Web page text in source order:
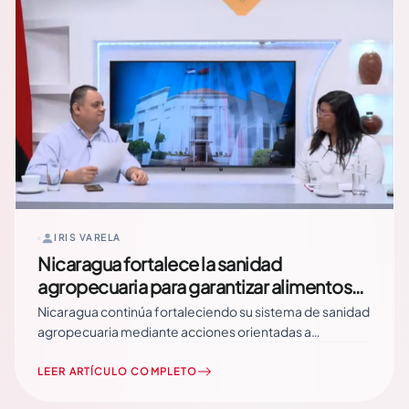
IRIS VARELA
Nicaragua fortalece la sanidad
agropecuaria para garantizar alimentos
inocuos y ampliar mercados
internacionales
Nicaragua continúa fortaleciendo su sistema de sanidad
agropecuaria mediante acciones orientadas a
familias y consolidar la apertura de nuevos mercados
LEER ARTÍCULO COMPLETO